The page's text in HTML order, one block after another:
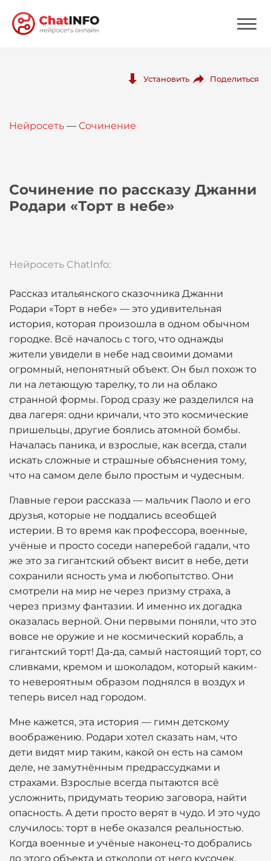
Вход
Установить Поделиться
Нейросеть — Сочинение
Сочинение по рассказу Джанни
Родари «Торт в небе»
Нейросеть ChatInfo:
Рассказ итальянского сказочника Джанни
Родари «Торт в небе» — это удивительная
история, которая произошла в одном обычном
городке. Всё началось с того, что однажды
жители увидели в небе над своими домами
огромный, непонятный объект. Он был похож то
ли на летающую тарелку, то ли на облако
странной формы. Город сразу же разделился на
два лагеря: одни кричали, что это космические
пришельцы, другие боялись атомной бомбы.
Началась паника, и взрослые, как всегда, стали
искать сложные и страшные объяснения тому,
что на самом деле было простым и чудесным.
Главные герои рассказа — мальчик Паоло и его
друзья, которые не поддались всеобщей
истерии. В то время как профессора, военные,
учёные и просто соседи наперебой гадали, что
же это за гигантский объект висит в небе, дети
сохранили ясность ума и любопытство. Они
смотрели на мир не через призму страха, а
через призму фантазии. И именно их догадка
оказалась верной. Они первыми поняли, что это
вовсе не оружие и не космический корабль, а
гигантский торт! Да-да, самый настоящий торт, со
сливками, кремом и шоколадом, который каким-
то невероятным образом поднялся в воздух и
теперь висел над городом.
Мне кажется, эта история — гимн детскому
воображению. Родари хотел сказать нам, что
дети видят мир таким, какой он есть на самом
деле, не замутнённым предрассудками и
страхами. Взрослые всегда пытаются всё
усложнить, придумать теорию заговора, найти
опасность. А дети просто верят в чудо. И это чудо
случилось: торт в небе оказался реальностью.
Когда военные и учёные наконец-то добрались
до этого объекта и откололи от него кусочек,